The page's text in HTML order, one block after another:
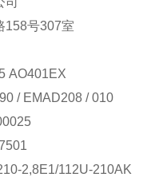
158号307室
AO401EX
/ EMAD208 / 010
2,8E1/112U-210AK